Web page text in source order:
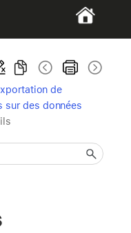
de
sur des données